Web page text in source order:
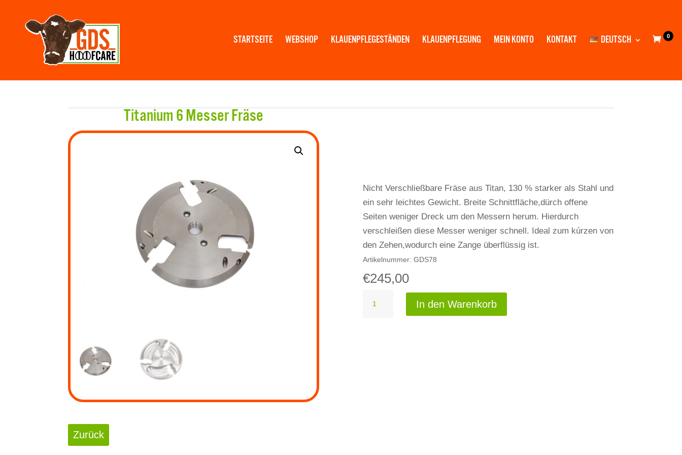
STARTSEITE WEBSHOP KLAUENPFLEGESTÄNDEN KLAUENPFLEGUNG MEIN KONTO KONTAKT DEUTSCH 0
Titanium 6 Messer Fräse
Nicht Verschließbare Fräse aus Titan, 130 % starker als Stahl und
ein sehr leichtes Gewicht. Breite Schnittfläche,dürch offene
Seiten weniger Dreck um den Messern herum. Hierdurch
verschleißen diese Messer weniger schnell. Ideal zum kúrzen von
den Zehen,wodurch eine Zange überflüssig ist.
Artikelnummer: GDS78
€245,00
In den Warenkorb